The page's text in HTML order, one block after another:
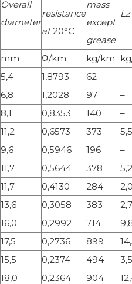
Overall
diameter
resistance
at20°C
mass
except
grease
Lz
mm Ω/km kg/km
5,4 1,8793 62
–
6,8 1,2028 97
–
8,1 0,8353 140
–
11,2 0,6573 373
5,5
9,6 0,5946 196
–
11,7 0,5644 378
5,2
11,7 0,4130 284
13,6 0,3058 383
2,7
16,0 0,2992 714
17,5 0,2736 899
15,5 0,2374 494
3,5
18,0 0,2364 904